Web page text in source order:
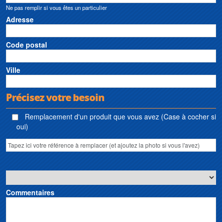
Ne pas remplir si vous êtes un particulier
Adresse
Code postal
Ville
Précisez votre besoin
Remplacement d'un produit que vous avez (Case à cocher si
oui)
Commentaires